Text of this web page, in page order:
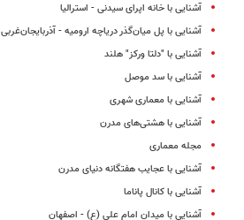
آشنایی با خانه اپرای سیدنی - استرالیا
آشنایی با پل میان‌گذر دریاچه ارومیه - آذربایجان‌غربی
آشنایی با "دلتا ورکز" هلند
آشنایی با سد موصل
آشنایی با معماری شهری
آشنایی با هشتی‌های مدرن
مجله معماری
آشنایی با عجایب هفتگانه دنیای مدرن
آشنایی با کانال پاناما
آشنایی با میدان امام علی (ع) - اصفهان